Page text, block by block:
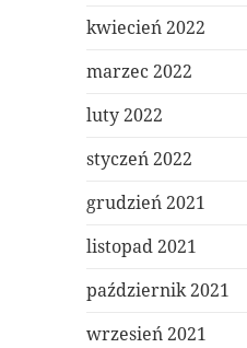
kwiecień 2022
marzec 2022
luty 2022
styczeń 2022
grudzień 2021
listopad 2021
październik 2021
wrzesień 2021